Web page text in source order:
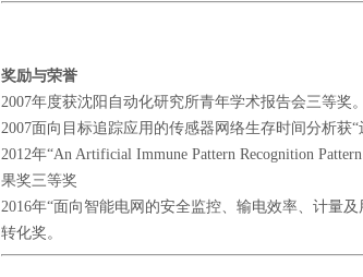
奖励与荣誉
2007年度获沈阳自动化研究所青年学术报告会三等奖。
2007面向目标追踪应用的传感器网络生存时间分析获
2012年“An Artificial Immune Pattern Recognition
果奖三等奖
2016年“面向智能电网的安全监控、输电效率、计量
转化奖。